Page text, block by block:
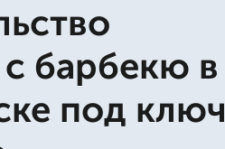
барбекю в
под ключ